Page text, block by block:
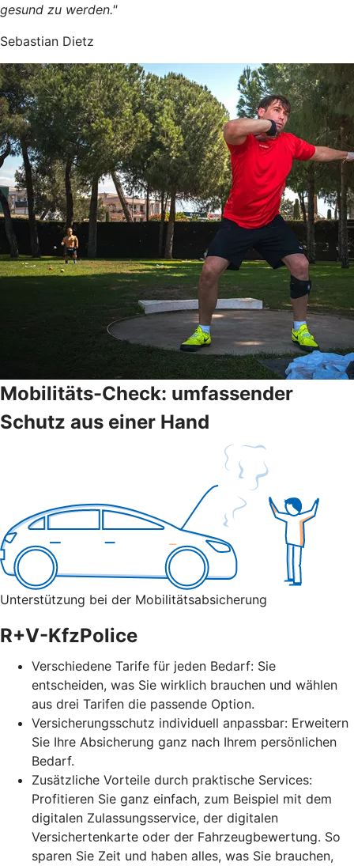
gesund zu werden."
Sebastian Dietz
Mobilitäts-Check: umfassender
Schutz aus einer Hand
Unterstützung bei der Mobilitätsabsicherung
R+V-KfzPolice
Verschiedene Tarife für jeden Bedarf: Sie
entscheiden, was Sie wirklich brauchen und wählen
aus drei Tarifen die passende Option.
Versicherungsschutz individuell anpassbar: Erweitern
Sie Ihre Absicherung ganz nach Ihrem persönlichen
Bedarf.
Zusätzliche Vorteile durch praktische Services:
Profitieren Sie ganz einfach, zum Beispiel mit dem
digitalen Zulassungsservice, der digitalen
Versichertenkarte oder der Fahrzeugbewertung. So
sparen Sie Zeit und haben alles, was Sie brauchen,